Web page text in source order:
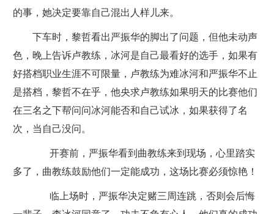
的事，她决定要靠自己混出人样儿来。
下车时，黎哲看出严振华的脚出了问题，但他未动声
色，晚上告诉卢教练，冰河是自己最看好的选手，如果有
好搭档职业生涯不可限量，卢教练为难冰河和严振华不止
是搭档，黎哲不在乎，他央求卢教练如果明天的比赛他们
在三名之下帮问问冰河能否和自己试冰，如果获得了名
次，当自己没问。
开赛前，严振华看到曲教练来到现场，心里踏实
多了，曲教练鼓励他们一定能成功，这场比赛必须惊艳！
临上场时，严振华决定赌三周连跳，否则会后悔